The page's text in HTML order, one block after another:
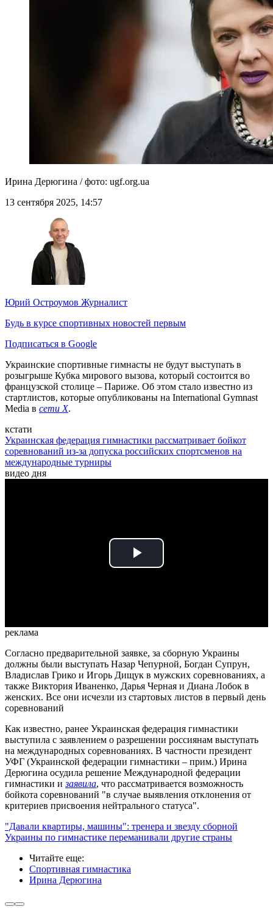
Ирина Дерюгина / фото: ugf.org.ua
13 сентября 2025, 14:57
Юрий Остроумов Журналист
Будь в курсе спортивных новостей первым
Подписаться в Google
Украинские спортивные гимнасты не будут выступать в
розыгрыше Кубка мирового вызова, который состоится во
французской столице – Париже. Об этом стало известно из
стартлистов, которые опубликованы на International Gymnast
Media в сети X.
кстати
Украинская федерация гимнастики рассматривает бойкот
соревнований из-за допуска российских спортсменов на
международные турниры
видео дня
Play
реклама
Согласно предварительной заявке, за сборную Украины
должны были выступать Назар Чепурной, Богдан Супрун,
Владислав Грико и Игорь Дищук в мужских соревнованиях, а
также Виктория Иваненко, Дарья Черная и Диана Лобок в
женских. Все они исчезли из стартовых листов в первый день
соревнований
Как известно, ранее Украинская федерация гимнастики
выступила с заявлением о разрешении россиянам выступать
на международных соревнованиях. В частности президент
УФГ (Украинской федерации гимнастики – прим.) Ирина
Дерюгина осудила решение Международной федерации
гимнастики изаявила, что рассматривается возможность
бойкота соревнований "в случае выявления отклонения от
критериев присвоения нейтрального статуса".
"Давали квартиры, машины": тренера и звезду сборной
Украины по гимнастике переманивали другие страны
Читайте еще:
Спортивная гимнастика
Ирина Дерюгина